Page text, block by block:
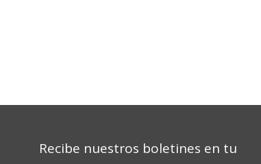
Recibe nuestros boletines en tu